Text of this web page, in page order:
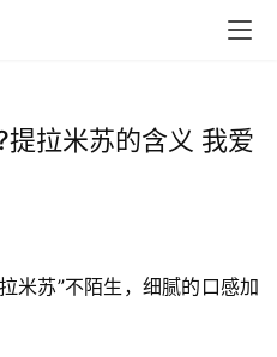
拉米苏的含义 我爱
米苏”不陌生，细腻的口感加